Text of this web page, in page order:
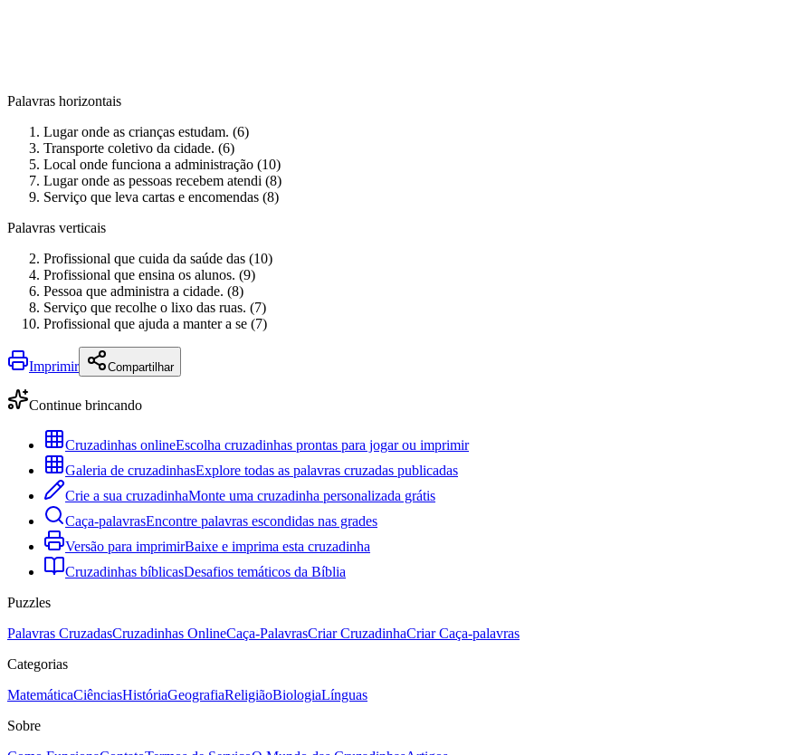
Palavras horizontais
Lugar onde as crianças estudam. (6)
Transporte coletivo da cidade. (6)
Local onde funciona a administração (10)
Lugar onde as pessoas recebem atendi (8)
Serviço que leva cartas e encomendas (8)
Palavras verticais
Profissional que cuida da saúde das (10)
Profissional que ensina os alunos. (9)
Pessoa que administra a cidade. (8)
Serviço que recolhe o lixo das ruas. (7)
Profissional que ajuda a manter a se (7)
Imprimir Compartilhar
Continue brincando
Cruzadinhas onlineEscolha cruzadinhas prontas para jogar ou imprimir
Galeria de cruzadinhasExplore todas as palavras cruzadas publicadas
Crie a sua cruzadinhaMonte uma cruzadinha personalizada grátis
Caça-palavrasEncontre palavras escondidas nas grades
Versão para imprimirBaixe e imprima esta cruzadinha
Cruzadinhas bíblicasDesafios temáticos da Bíblia
Puzzles
Palavras CruzadasCruzadinhas OnlineCaça-PalavrasCriar CruzadinhaCriar Caça-palavras
Categorias
MatemáticaCiênciasHistóriaGeografiaReligiãoBiologiaLínguas
Sobre